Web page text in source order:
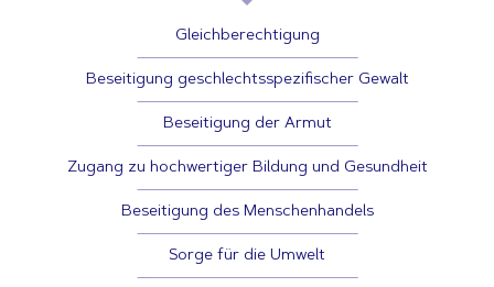
Gleichberechtigung
Beseitigung geschlechtsspezifischer Gewalt
Beseitigung der Armut
Zugang zu hochwertiger Bildung und Gesundheit
Beseitigung des Menschenhandels
Sorge für die Umwelt